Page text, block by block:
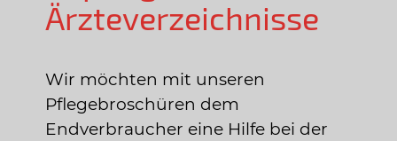
Ärzteverzeichnisse
Wir möchten mit unseren
Pflegebroschüren dem
Endverbraucher eine Hilfe bei der